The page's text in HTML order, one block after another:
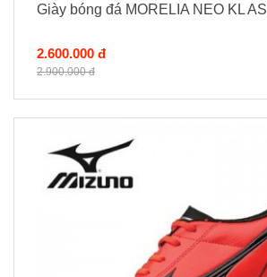
Giày bóng đá MORELIA NEO KL
2.600.000 đ
2.900.000 đ